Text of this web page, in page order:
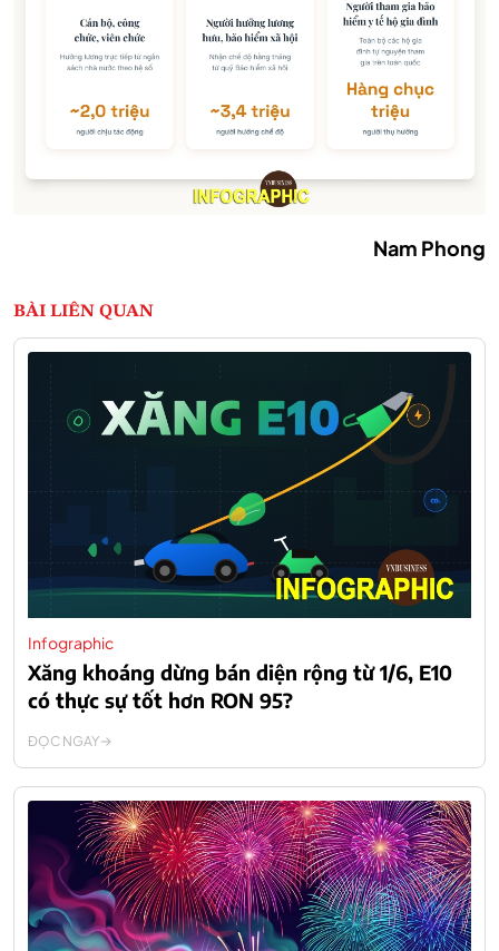
Nam Phong
BÀI LIÊN QUAN
Infographic
Xăng khoáng dừng bán diện rộng từ 1/6, E10
có thực sự tốt hơn RON 95?
ĐỌC NGAY